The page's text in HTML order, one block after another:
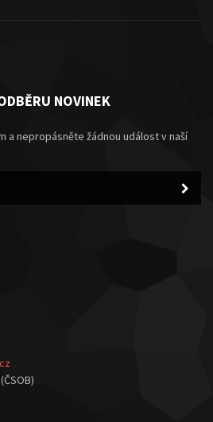
NOVINEK
a nepropásněte žádnou událost v naší